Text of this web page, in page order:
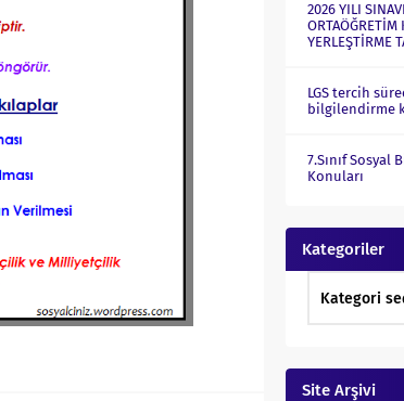
2026 YILI
ORTAÖĞRETİM
YERLEŞTİRME
LGS tercih
bilgilendirme
7.Sınıf Sosyal
Konuları
Kategoriler
Site Arşivi